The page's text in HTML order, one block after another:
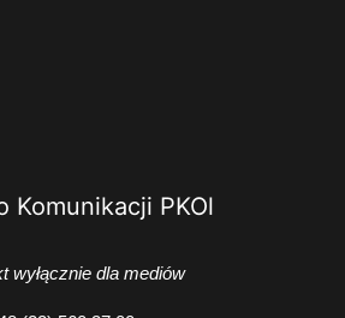
Komunikacji PKOl
wyłącznie dla mediów